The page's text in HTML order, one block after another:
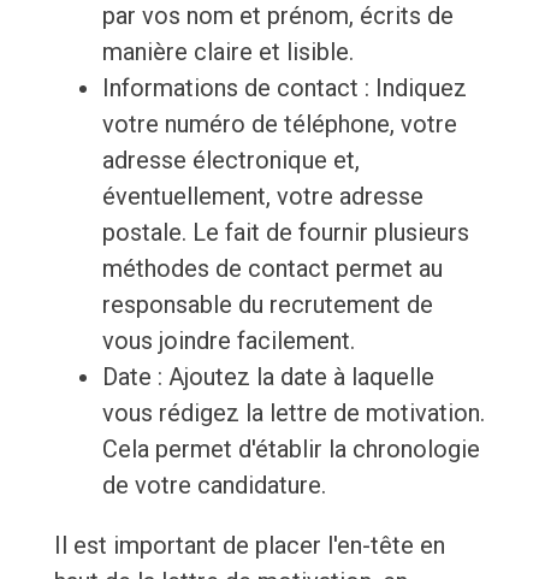
par vos nom et prénom, écrits de
manière claire et lisible.
Informations de contact : Indiquez
votre numéro de téléphone, votre
adresse électronique et,
éventuellement, votre adresse
postale. Le fait de fournir plusieurs
méthodes de contact permet au
responsable du recrutement de
vous joindre facilement.
Date : Ajoutez la date à laquelle
vous rédigez la lettre de motivation.
Cela permet d'établir la chronologie
de votre candidature.
Il est important de placer l'en-tête en